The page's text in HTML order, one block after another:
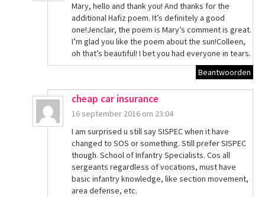
Mary, hello and thank you! And thanks for the
additional Hafiz poem. It’s definitely a good
one!Jenclair, the poem is Mary’s comment is great.
I’m glad you like the poem about the sun!Colleen,
oh that’s beautiful! I bet you had everyone in tears.
Beantwoorden
cheap car insurance
16 september 2016 om 23:04
I am surprised u still say SISPEC when it have
changed to SOS or something. Still prefer SISPEC
though. School of Infantry Specialists. Cos all
sergeants regardless of vocations, must have
basic infantry knowledge, like section movement,
area defense, etc.